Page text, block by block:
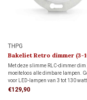
THPG
Bakeliet Retro dimmer (3-
Watt) 1930
Met deze slimme RLC-dimmer dim
moeiteloos alle dimbare lampen.
voor LED-lampen van 3 tot 130 watt
andere lampen van 7 tot 350 watt.
€129,90